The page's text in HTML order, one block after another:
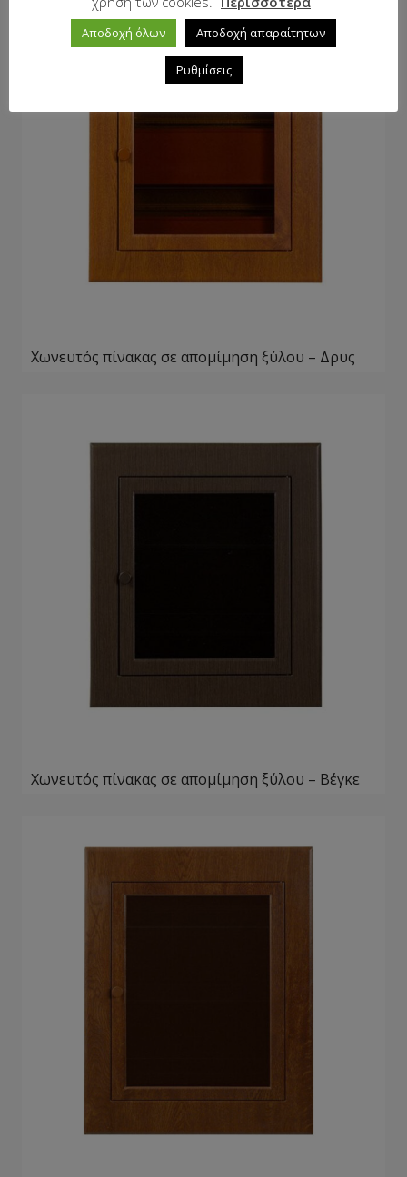
Χωνευτός πίνακας σε απομίμηση ξύλου – Δρυς
Χωνευτός πίνακας σε απομίμηση ξύλου – Βέγκε
Αποδοχή όλων Αποδοχή απαραίτητων
Ρυθμίσεις